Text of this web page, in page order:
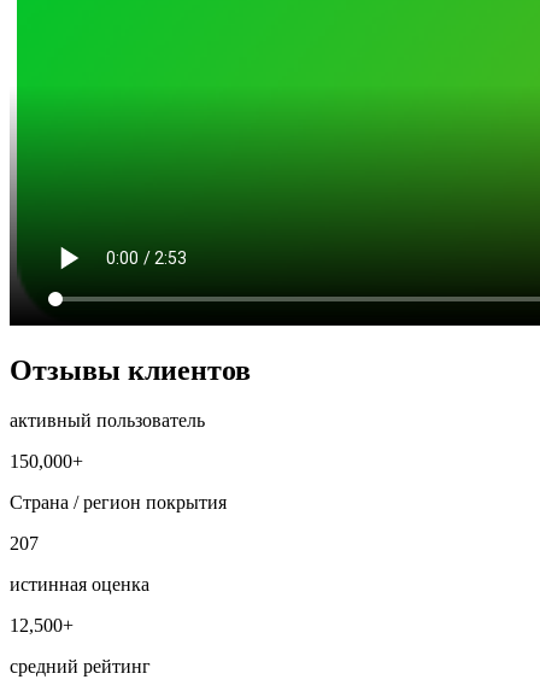
Отзывы клиентов
активный пользователь
150,000+
Страна / регион покрытия
207
истинная оценка
12,500+
средний рейтинг